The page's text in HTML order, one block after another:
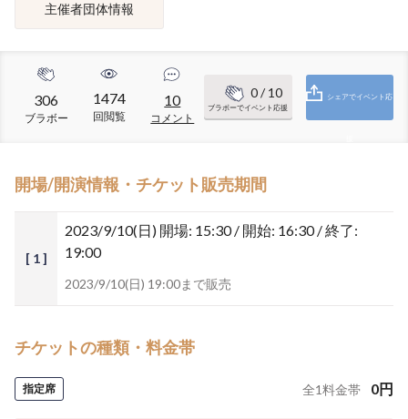
主催者団体情報
306
ブラボー
1474
回閲覧
10
コメント
0/ 10
ブラボーでイベント応援
シェアでイベント応
開場/開演情報・チケット販売期間
[ 1 ]
2023/9/10(日) 開場: 15:30 / 開始: 16:30 / 終了:
19:00
2023/9/10(日) 19:00まで販売
チケットの種類・料金帯
指定席 全1料金帯 0円